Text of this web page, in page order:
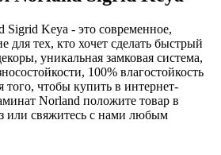
Keya - это современное,
для тех, кто хочет сделать быстрый
уникальная замковая система,
100% влагостойкость
того, чтобы купить в интернет-
Norland положите товар в
или свяжитесь с нами любым